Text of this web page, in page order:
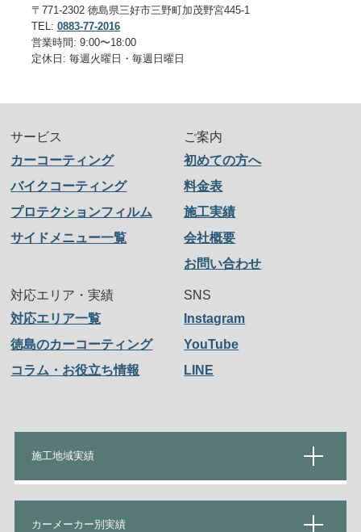
〒771-2302 徳島県三好市三野町加茂野宮445-1
TEL: 0883-77-2016
営業時間: 9:00〜18:00
定休日: 毎週火曜日・毎週日曜日
サービス
カーコーティング
バイクコーティング
プロテクションフィルム
サイドメニュー一覧
ご案内
初めての方へ
料金表
施工実績
会社概要
お問い合わせ
対応エリア・実績
対応エリア一覧
徳島のカーコーティング
コラム・お役立ち情報
SNS
Instagram
YouTube
LINE
施工地域実績
カーメーカー別実績